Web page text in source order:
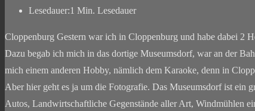
Lesedauer:1 Min. Lesedauer
Cloppenburg Gestern war ich in Cloppenburg und habe dabei 2
Dazu begab ich mich in das dortige Museumsdorf, war an der
mich einem anderen Hobby, nämlich dem Karaoke, denn in
Aber hier geht es ja um die Fotografie. Das Museumsdorf ist ein
Autos, Landwirtschaftliche Gegenstände aller Art, Windmühlen